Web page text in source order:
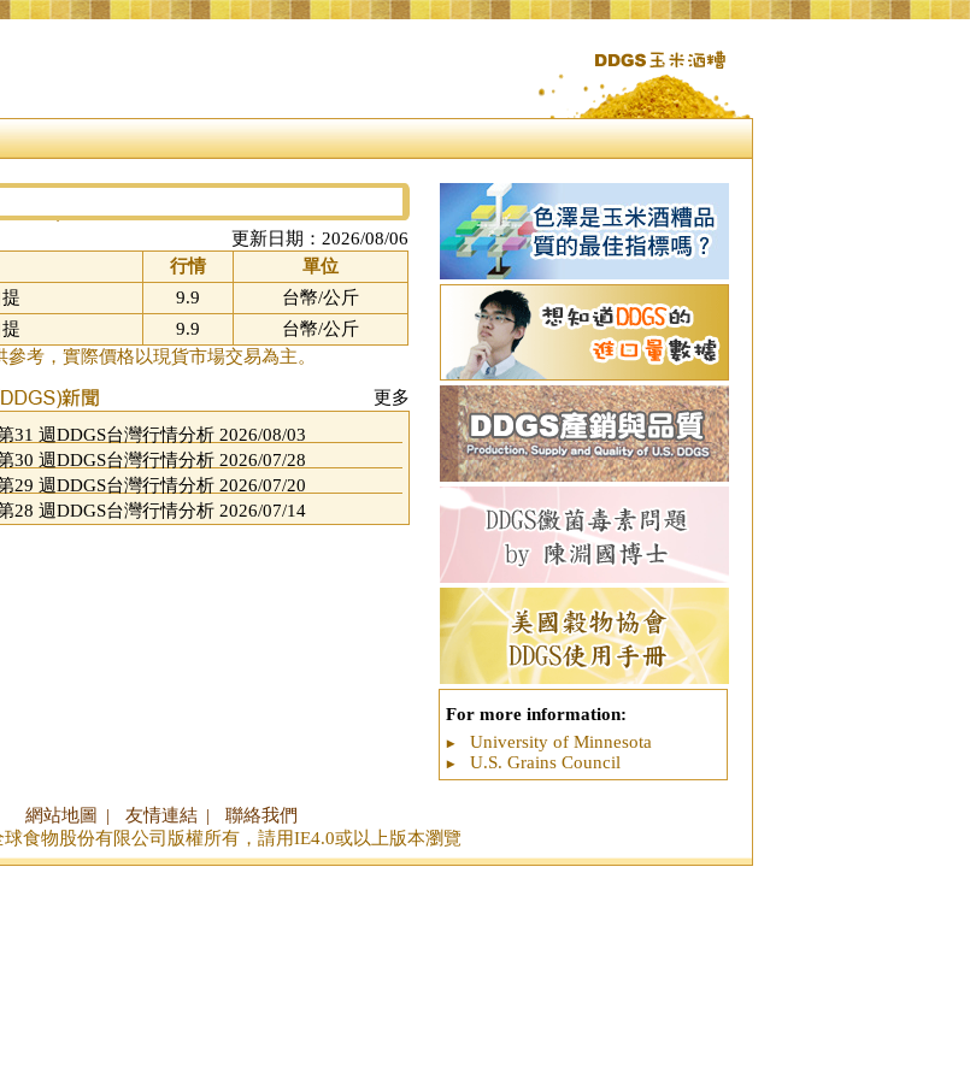
更新日期：2026/08/06
行情
單位
9.9
台幣/公斤
9.9
台幣/公斤
參考，實際價格以現貨市場交易為主。
更多
31 週DDGS台灣行情分析 2026/08/03
30 週DDGS台灣行情分析 2026/07/28
29 週DDGS台灣行情分析 2026/07/20
28 週DDGS台灣行情分析 2026/07/14
For more information:
University of Minnesota
U.S. Grains Council
網站地圖 | 友情連結 |
聯絡我們
球食物股份有限公司版權所有，請用IE4.0或以上版本瀏覽